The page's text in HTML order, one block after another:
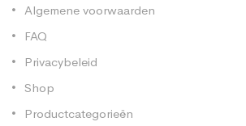
Algemene voorwaarden
FAQ
Privacybeleid
Shop
Productcategorieën